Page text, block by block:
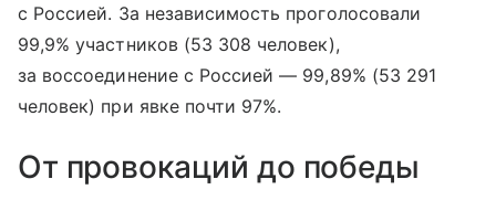
с Россией. За независимость проголосовали
99,9% участников (53 308 человек),
за воссоединение с Россией — 99,89% (53 291
человек) при явке почти 97%.
От провокаций до победы